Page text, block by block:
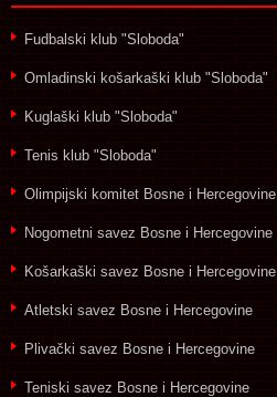
Fudbalski klub "Sloboda"
Omladinski košarkaški klub "Sloboda"
Kuglaški klub "Sloboda"
Tenis klub "Sloboda"
Olimpijski komitet Bosne i Hercegovine
Nogometni savez Bosne i Hercegovine
Košarkaški savez Bosne i Hercegovine
Atletski savez Bosne i Hercegovine
Plivački savez Bosne i Hercegovine
Teniski savez Bosne i Hercegovine